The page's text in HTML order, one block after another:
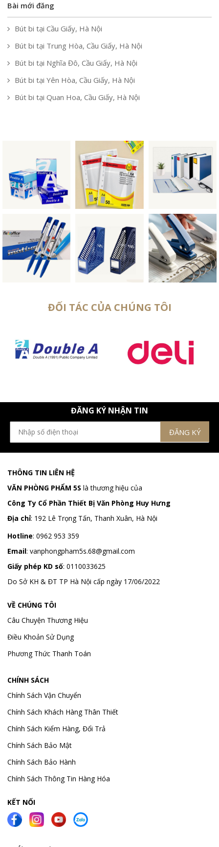
Bài mới đăng
Bút bi tại Cầu Giấy, Hà Nội
Bút bi tại Trung Hòa, Cầu Giấy, Hà Nội
Bút bi tại Nghĩa Đô, Cầu Giấy, Hà Nội
Bút bi tại Yên Hòa, Cầu Giấy, Hà Nội
Bút bi tại Quan Hoa, Cầu Giấy, Hà Nội
ĐỐI TÁC CỦA CHÚNG TÔI
ĐĂNG KÝ NHẬN TIN
THÔNG TIN LIÊN HỆ
VĂN PHÒNG PHẨM 5S là thương hiệu của
Công Ty Cổ Phần Thiết Bị Văn Phòng Huy Hưng
Địa chỉ: 192 Lê Trọng Tấn, Thanh Xuân, Hà Nội
Hotline: 0962 953 359
Email: vanphongpham5s.68@gmail.com
Giấy phép KD số: 0110033625
Do Sở KH & ĐT TP Hà Nội cấp ngày 17/06/2022
VỀ CHÚNG TÔI
Câu Chuyện Thương Hiệu
Điều Khoản Sử Dụng
Phương Thức Thanh Toán
CHÍNH SÁCH
Chính Sách Vận Chuyển
Chính Sách Khách Hàng Thân Thiết
Chính Sách Kiểm Hàng, Đổi Trả
Chính Sách Bảo Mật
Chính Sách Bảo Hành
Chính Sách Thông Tin Hàng Hóa
KẾT NỐI